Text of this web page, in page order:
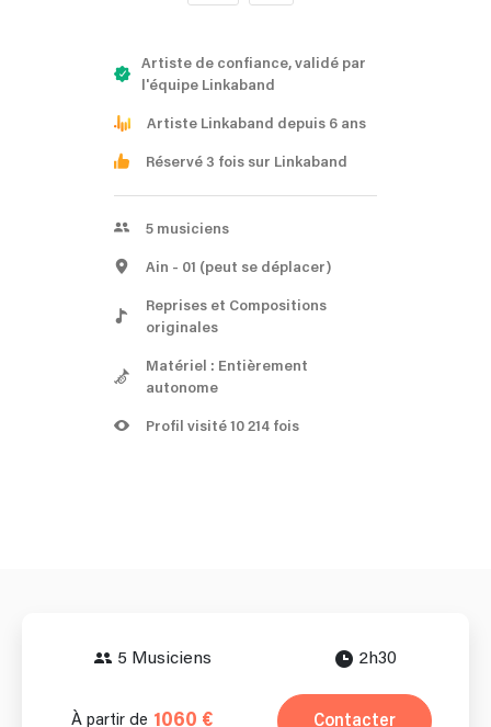
Artiste de confiance, validé par
l'équipe Linkaband
Artiste Linkaband depuis 6 ans
Réservé 3 fois sur Linkaband
5 musiciens
Ain - 01 (peut se déplacer)
Reprises et Compositions
originales
Matériel : Entièrement
autonome
Profil visité 10 214 fois
5 Musiciens 2h30
À partir de 1060 € Contacter